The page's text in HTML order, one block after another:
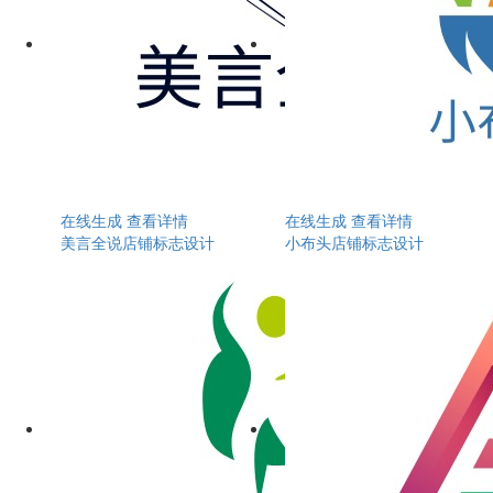
在线生成 查看详情
美言全说店铺标志设计
在线生成 查看详情
小布头店铺标志设计